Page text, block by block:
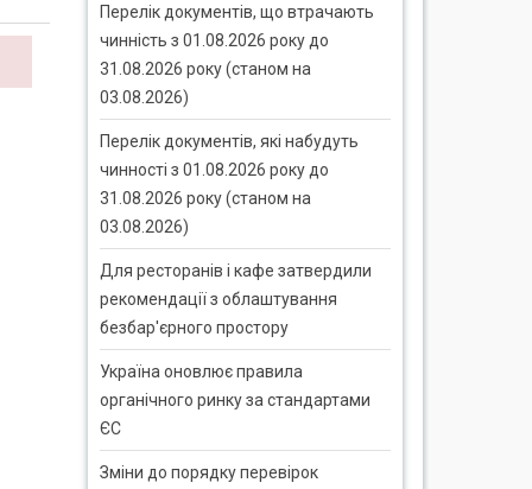
Перелік документів, що втрачають
чинність з 01.08.2026 року до
31.08.2026 року (станом на
03.08.2026)
Перелік документів, які набудуть
чинності з 01.08.2026 року до
31.08.2026 року (станом на
03.08.2026)
Для ресторанів і кафе затвердили
рекомендації з облаштування
безбар'єрного простору
Україна оновлює правила
органічного ринку за стандартами
ЄС
Зміни до порядку перевірок